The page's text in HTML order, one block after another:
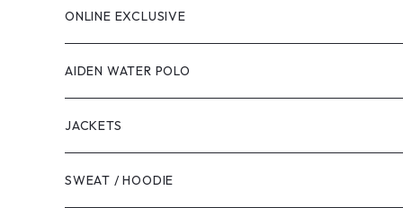
ONLINE EXCLUSIVE
AIDEN WATER POLO
JACKETS
SWEAT / HOODIE